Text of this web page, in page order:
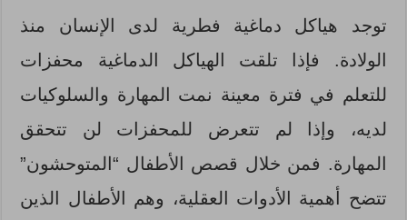
توجد هياكل دماغية فطرية لدى الإنسان منذ
الولادة. فإذا تلقت الهياكل الدماغية محفزات
للتعلم في فترة معينة نمت المهارة والسلوكيات
لديه، وإذا لم تتعرض للمحفزات لن تتحقق
المهارة. فمن خلال قصص الأطفال “المتوحشون”
تتضح أهمية الأدوات العقلية، وهم الأطفال الذين